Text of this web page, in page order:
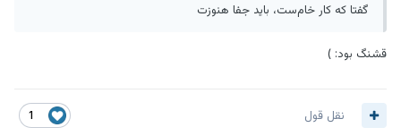
گفتا که کار خام‌ست، باید جفا هنوزت
قشنگ بود: )
نقل قول